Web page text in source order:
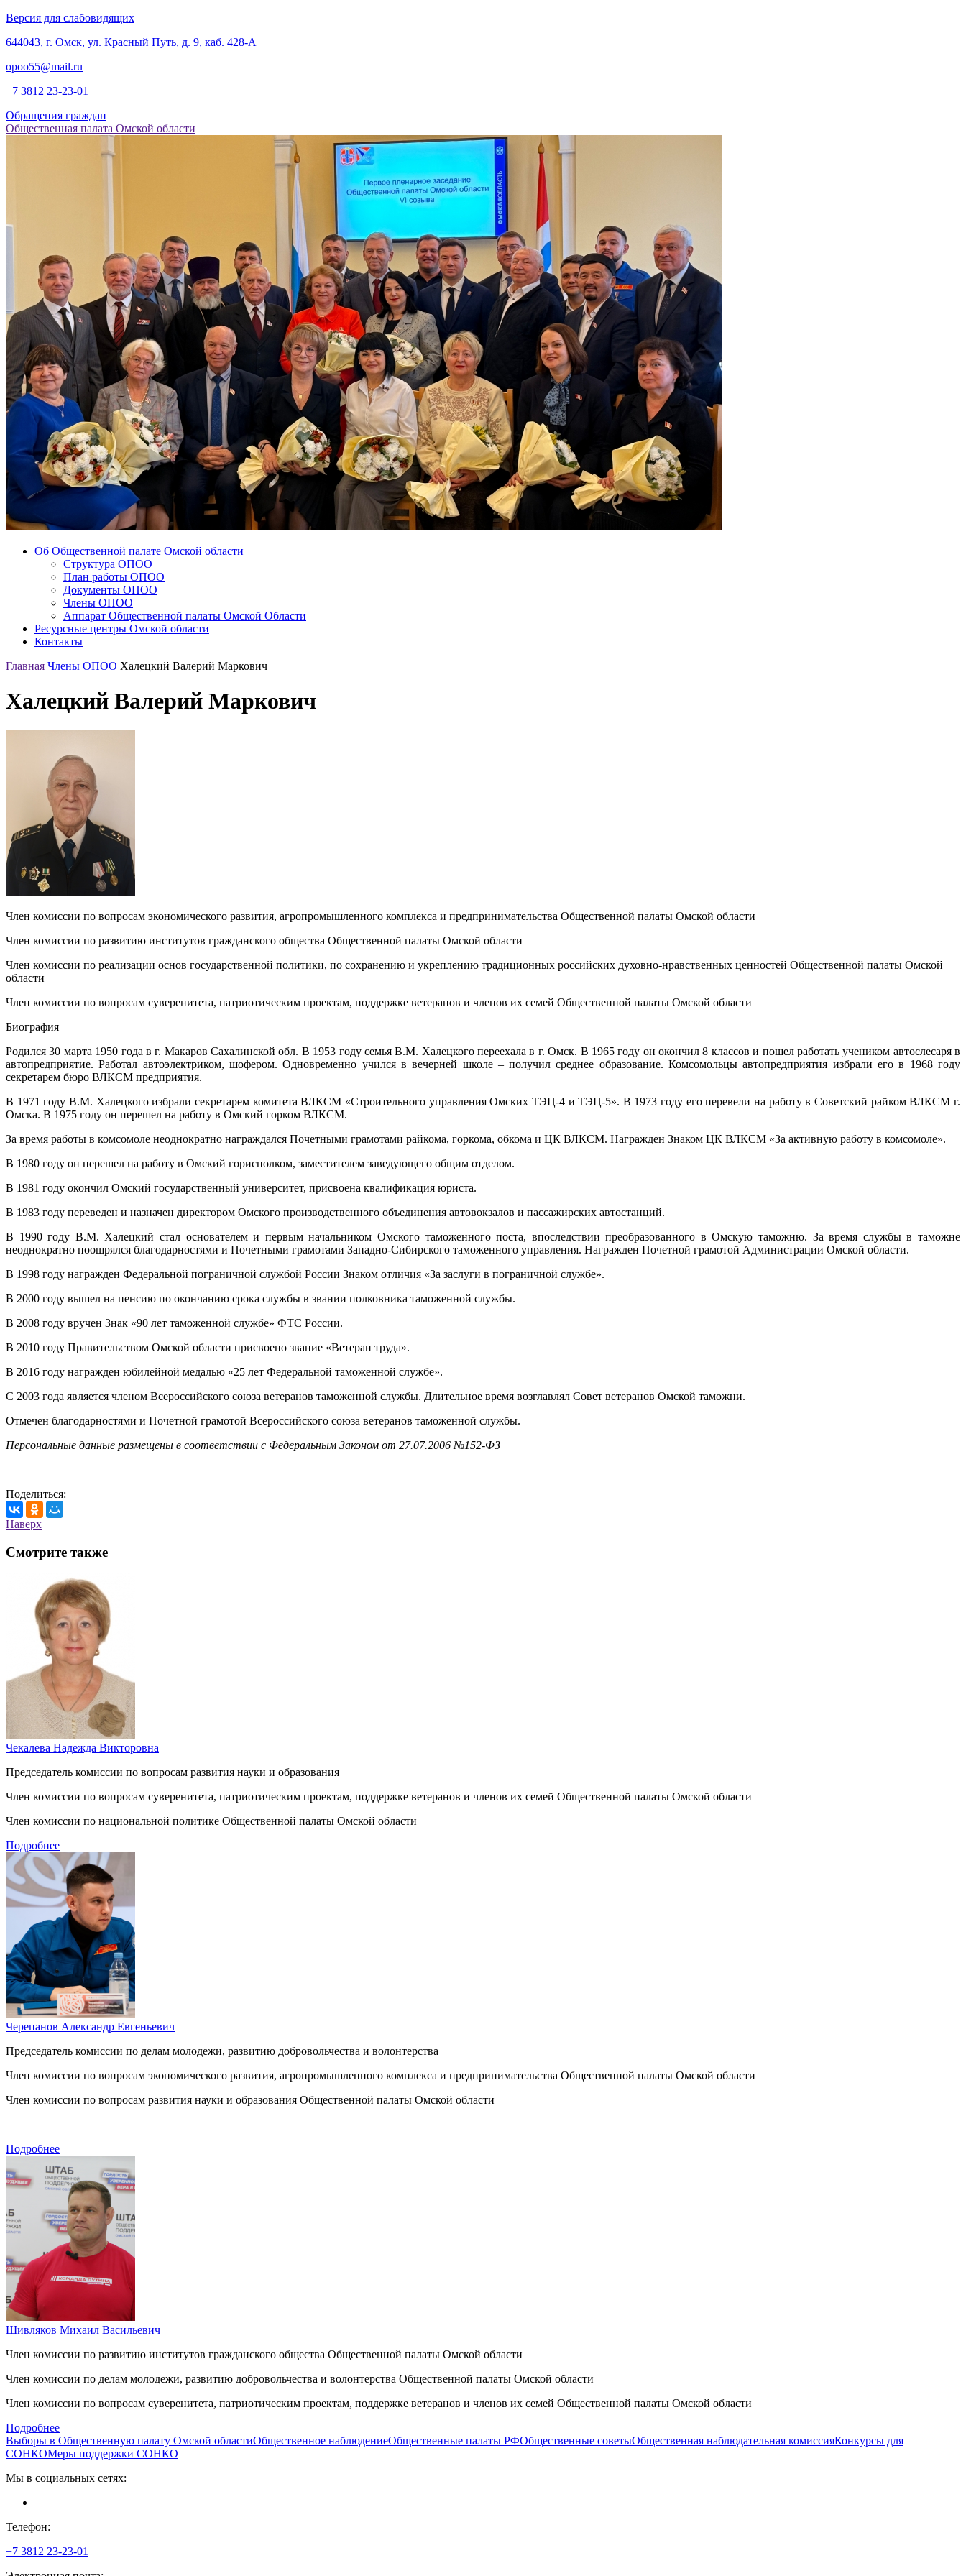
Версия для слабовидящих
‎644043, г. Омск, ул. Красный Путь, д. 9, каб. 428-А
opoo55@mail.ru
+7 3812 23-23-01
Обращения граждан
Общественная палата Омской области
Об Общественной палате Омской области
Структура ОПОО
План работы ОПОО
Документы ОПОО
Члены ОПОО
Аппарат Общественной палаты Омской Области
Ресурсные центры Омской области
Контакты
Главная Члены ОПОО Халецкий Валерий Маркович
Халецкий Валерий Маркович
Член комиссии по вопросам экономического развития, агропромышленного комплекса и предпринимательства Общественной палаты Омской области
Член комиссии по развитию институтов гражданского общества Общественной палаты Омской области
Член комиссии по реализации основ государственной политики, по сохранению и укреплению традиционных российских духовно-нравственных ценностей Общественной палаты Омской
области
Член комиссии по вопросам суверенитета, патриотическим проектам, поддержке ветеранов и членов их семей Общественной палаты Омской области
Биография
Родился 30 марта 1950 года в г. Макаров Сахалинской обл. В 1953 году семья В.М. Халецкого переехала в г. Омск. В 1965 году он окончил 8 классов и пошел работать учеником автослесаря в
автопредприятие. Работал автоэлектриком, шофером. Одновременно учился в вечерней школе – получил среднее образование. Комсомольцы автопредприятия избрали его в 1968 году
секретарем бюро ВЛКСМ предприятия.
В 1971 году В.М. Халецкого избрали секретарем комитета ВЛКСМ «Строительного управления Омских ТЭЦ-4 и ТЭЦ-5». В 1973 году его перевели на работу в Советский райком ВЛКСМ г.
Омска. В 1975 году он перешел на работу в Омский горком ВЛКСМ.
За время работы в комсомоле неоднократно награждался Почетными грамотами райкома, горкома, обкома и ЦК ВЛКСМ. Награжден Знаком ЦК ВЛКСМ «За активную работу в комсомоле».
В 1980 году он перешел на работу в Омский горисполком, заместителем заведующего общим отделом.
В 1981 году окончил Омский государственный университет, присвоена квалификация юриста.
В 1983 году переведен и назначен директором Омского производственного объединения автовокзалов и пассажирских автостанций.
В 1990 году В.М. Халецкий стал основателем и первым начальником Омского таможенного поста, впоследствии преобразованного в Омскую таможню. За время службы в таможне
неоднократно поощрялся благодарностями и Почетными грамотами Западно-Сибирского таможенного управления. Награжден Почетной грамотой Администрации Омской области.
В 1998 году награжден Федеральной пограничной службой России Знаком отличия «За заслуги в пограничной службе».
В 2000 году вышел на пенсию по окончанию срока службы в звании полковника таможенной службы.
В 2008 году вручен Знак «90 лет таможенной службе» ФТС России.
В 2010 году Правительством Омской области присвоено звание «Ветеран труда».
В 2016 году награжден юбилейной медалью «25 лет Федеральной таможенной службе».
С 2003 года является членом Всероссийского союза ветеранов таможенной службы. Длительное время возглавлял Совет ветеранов Омской таможни.
Отмечен благодарностями и Почетной грамотой Всероссийского союза ветеранов таможенной службы.
Персональные данные размещены в соответствии с Федеральным Законом от 27.07.2006 №152-ФЗ
Поделиться:
Наверх
Смотрите также
Чекалева Надежда Викторовна
Председатель комиссии по вопросам развития науки и образования
Член комиссии по вопросам суверенитета, патриотическим проектам, поддержке ветеранов и членов их семей Общественной палаты Омской области
Член комиссии по национальной политике Общественной палаты Омской области
Подробнее
Черепанов Александр Евгеньевич
Председатель комиссии по делам молодежи, развитию добровольчества и волонтерства
Член комиссии по вопросам экономического развития, агропромышленного комплекса и предпринимательства Общественной палаты Омской области
Член комиссии по вопросам развития науки и образования Общественной палаты Омской области
Подробнее
Шивляков Михаил Васильевич
Член комиссии по развитию институтов гражданского общества Общественной палаты Омской области
Член комиссии по делам молодежи, развитию добровольчества и волонтерства Общественной палаты Омской области
Член комиссии по вопросам суверенитета, патриотическим проектам, поддержке ветеранов и членов их семей Общественной палаты Омской области
Подробнее
Выборы в Общественную палату Омской областиОбщественное наблюдениеОбщественные палаты РФОбщественные советыОбщественная наблюдательная комиссияКонкурсы для
СОНКОМеры поддержки СОНКО
Мы в социальных сетях:
Телефон:
+7 3812 23-23-01